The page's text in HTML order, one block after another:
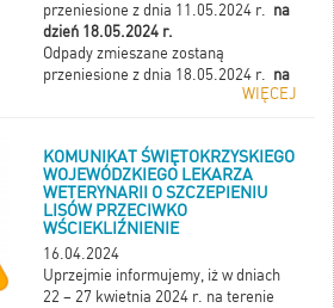
przeniesione z dnia 11.05.2024 r. na
dzień 18.05.2024 r.
Odpady zmieszane zostaną
przeniesione z dnia 18.05.2024 r. na
przed posesję o godz. 7.00
WIĘCEJ
KOMUNIKAT ŚWIĘTOKRZYSKIEGO
WOJEWÓDZKIEGO LEKARZA
WETERYNARII O SZCZEPIENIU
LISÓW PRZECIWKO
WŚCIEKLIŹNIENIE
16.04.2024
Uprzejmie informujemy, iż w dniach
22 – 27 kwietnia 2024 r. na terenie